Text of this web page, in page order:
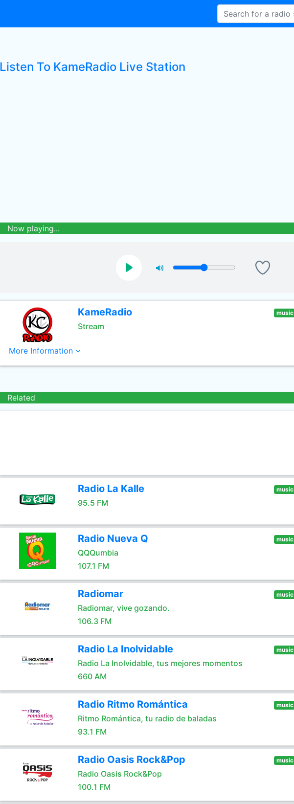
Listen To KameRadio Live Station
Now playing...
KameRadio
Stream
music
More Information
Related
Radio La Kalle
95.5 FM
music
Radio Nueva Q
QQQumbia
107.1 FM
music
Radiomar
Radiomar, vive gozando.
106.3 FM
music
Radio La Inolvidable
Radio La Inolvidable, tus mejores momentos
660 AM
music
Radio Ritmo Romántica
Ritmo Romántica, tu radio de baladas
93.1 FM
music
Radio Oasis Rock&Pop
Radio Oasis Rock&Pop
100.1 FM
music